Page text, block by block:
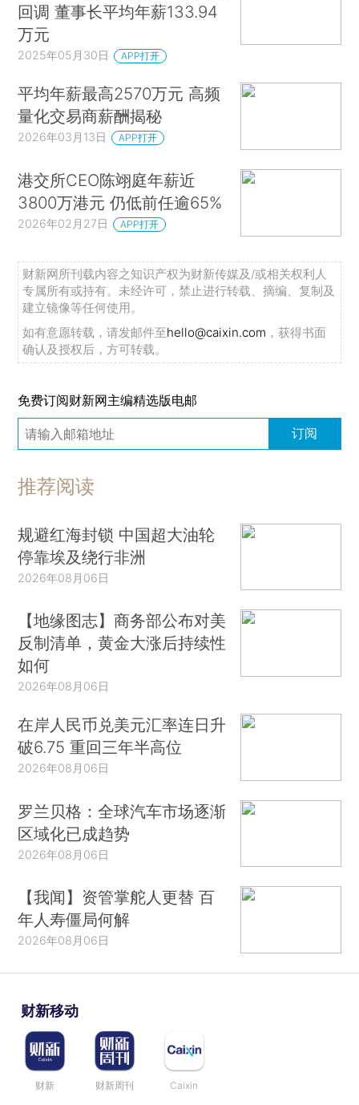
回调 董事长平均年薪133.94
万元
2025年05月30日 APP打开
平均年薪最高2570万元 高频
量化交易商薪酬揭秘
2026年03月13日 APP打开
港交所CEO陈翊庭年薪近
3800万港元 仍低前任逾65%
2026年02月27日 APP打开
财新网所刊载内容之知识产权为财新传媒及/或相关权利人
专属所有或持有。未经许可，禁止进行转载、摘编、复制及
建立镜像等任何使用。
如有意愿转载，请发邮件至hello@caixin.com ，获得书面
确认及授权后，方可转载。
免费订阅财新网主编精选版电邮
订阅
推荐阅读
规避红海封锁 中国超大油轮
停靠埃及绕行非洲
2026年08月06日
【地缘图志】商务部公布对美
反制清单，黄金大涨后持续性
如何
2026年08月06日
在岸人民币兑美元汇率连日升
破6.75 重回三年半高位
2026年08月06日
罗兰贝格：全球汽车市场逐渐
区域化已成趋势
2026年08月06日
【我闻】资管掌舵人更替 百
年人寿僵局何解
2026年08月06日
财新移动
财新 财新周刊 Caixin